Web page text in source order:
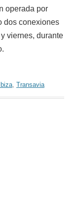
operada por
dos conexiones
viernes, durante
Ibiza Transavia